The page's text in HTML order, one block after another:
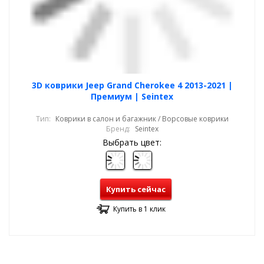
3D коврики Jeep Grand Cherokee 4 2013-2021 |
Премиум | Seintex
Тип: Коврики в салон и багажник / Ворсовые коврики
Бренд: Seintex
Выбрать цвет:
Купить сейчас
Купить в 1 клик